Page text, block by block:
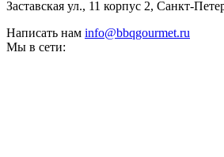
Заставская ул., 11 корпус 2, Санкт-
Написать нам info@bbqgourmet.ru
Мы в сети: